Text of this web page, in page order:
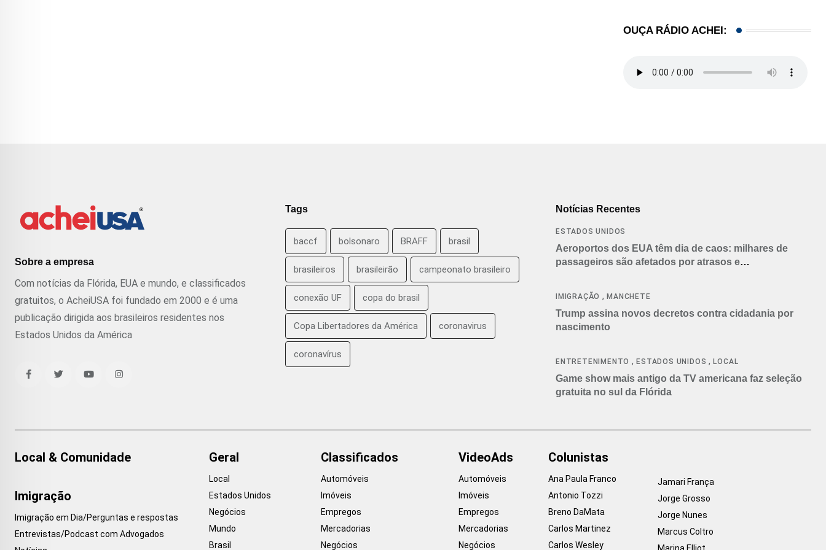
OUÇA RÁDIO ACHEI:
Sobre a empresa
Com notícias da Flórida, EUA e mundo, e classificados
gratuitos, o AcheiUSA foi fundado em 2000 e é uma
publicação dirigida aos brasileiros residentes nos
Estados Unidos da América
Tags
baccf bolsonaro BRAFF brasil
brasileiros brasileirão campeonato brasileiro
conexão UF copa do brasil
Copa Libertadores da América coronavirus
coronavírus
Notícias Recentes
ESTADOS UNIDOS
Aeroportos dos EUA têm dia de caos: milhares de
passageiros são afetados por atrasos e
IMIGRAÇÃO ,MANCHETE
Trump assina novos decretos contra cidadania por
nascimento
ENTRETENIMENTO ,ESTADOS UNIDOS ,LOCAL
Game show mais antigo da TV americana faz seleção
gratuita no sul da Flórida
Local & Comunidade
Imigração
Imigração em Dia/Perguntas e respostas
Entrevistas/Podcast com Advogados
Geral
Local
Estados Unidos
Negócios
Mundo
Brasil
Classificados
Automóveis
Imóveis
Empregos
Mercadorias
Negócios
VideoAds
Automóveis
Imóveis
Empregos
Mercadorias
Negócios
Colunistas
Ana Paula Franco
Antonio Tozzi
Breno DaMata
Carlos Martinez
Carlos Wesley
Jamari França
Jorge Grosso
Jorge Nunes
Marcus Coltro